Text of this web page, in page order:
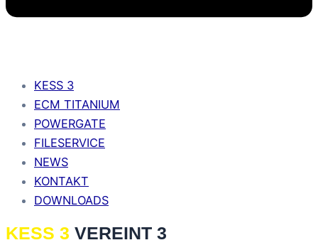
KESS 3
ECM TITANIUM
POWERGATE
FILESERVICE
NEWS
KONTAKT
DOWNLOADS
KESS 3 VEREINT 3